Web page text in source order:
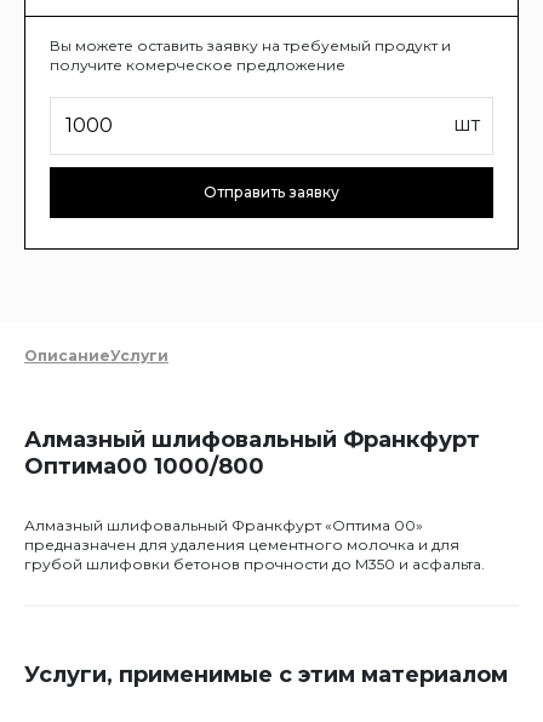
Вы можете оставить заявку на требуемый продукт и
получите комерческое предложение
шт
Отправить заявку
ОписаниеУслуги
Алмазный шлифовальный Франкфурт
Оптима00 1000/800
Алмазный шлифовальный Франкфурт «Оптима 00»
предназначен для удаления цементного молочка и для
грубой шлифовки бетонов прочности до М350 и асфальта.
Услуги, применимые с этим материалом